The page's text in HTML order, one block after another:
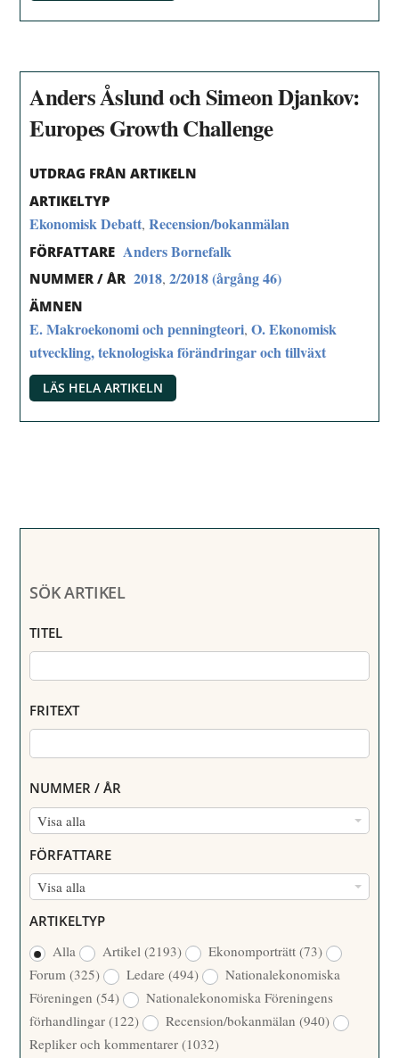
Anders Åslund och Simeon Djankov:
Europes Growth Challenge
UTDRAG FRÅN ARTIKELN
ARTIKELTYP
Ekonomisk Debatt,Recension/bokanmälan
FÖRFATTARE Anders Bornefalk
NUMMER / ÅR 2018,2/2018 (årgång 46)
ÄMNEN
E. Makroekonomi och penningteori,O. Ekonomisk
utveckling, teknologiska förändringar och tillväxt
LÄS HELA ARTIKELN
SÖK ARTIKEL
TITEL
FRITEXT
NUMMER / ÅR
Visa alla
N
M
M
/
Å
R
FÖRFATTARE
Visa alla
R
F
A
T
T
A
ARTIKELTYP
Alla
Artikel(2193) Ekonomporträtt(73)
Forum(325) Ledare(494)
Nationalekonomiska
Föreningen(54)
Nationalekonomiska Föreningens
förhandlingar(122) Recension/bokanmälan(940)
Repliker och kommentarer(1032)